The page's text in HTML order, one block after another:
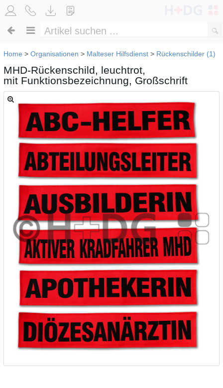
Home > Organisationen > Malteser Hilfsdienst > Rückenschilder (1)
MHD-Rückenschild, leuchtrot,
mit Funktionsbezeichnung, Großschrift